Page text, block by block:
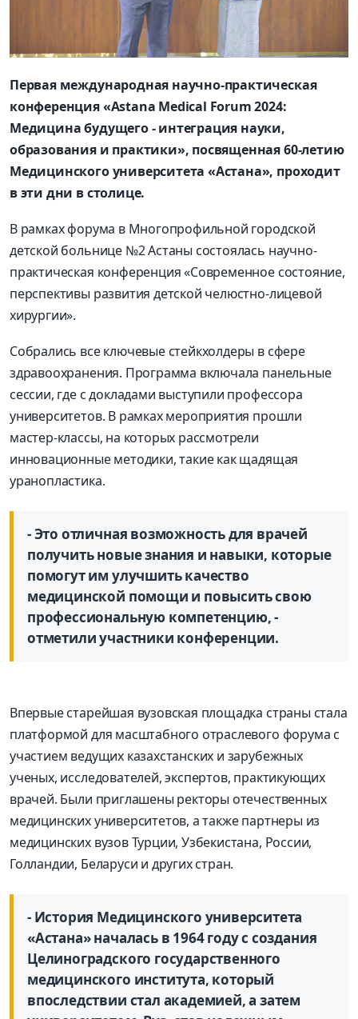
Первая международная научно-практическая
конференция «Astana Medical Forum 2024:
Медицина будущего - интеграция науки,
образования и практики», посвященная 60-летию
Медицинского университета «Астана», проходит
в эти дни в столице.
В рамках форума в Многопрофильной городской
детской больнице №2 Астаны состоялась научно-
практическая конференция «Современное состояние,
перспективы развития детской челюстно-лицевой
хирургии».
Собрались все ключевые стейкхолдеры в сфере
здравоохранения. Программа включала панельные
сессии, где с докладами выступили профессора
университетов. В рамках мероприятия прошли
мастер-классы, на которых рассмотрели
инновационные методики, такие как щадящая
уранопластика.
- Это отличная возможность для врачей
получить новые знания и навыки, которые
помогут им улучшить качество
медицинской помощи и повысить свою
профессиональную компетенцию, -
отметили участники конференции.
Впервые старейшая вузовская площадка страны стала
платформой для масштабного отраслевого форума с
участием ведущих казахстанских и зарубежных
ученых, исследователей, экспертов, практикующих
врачей. Были приглашены ректоры отечественных
медицинских университетов, а также партнеры из
медицинских вузов Турции, Узбекистана, России,
Голландии, Беларуси и других стран.
- История Медицинского университета
«Астана» началась в 1964 году с создания
Целиноградского государственного
медицинского института, который
впоследствии стал академией, а затем